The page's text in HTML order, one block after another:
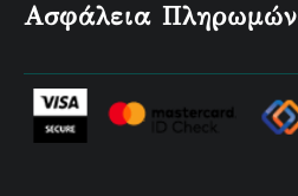
Ασφάλεια Πληρωμών